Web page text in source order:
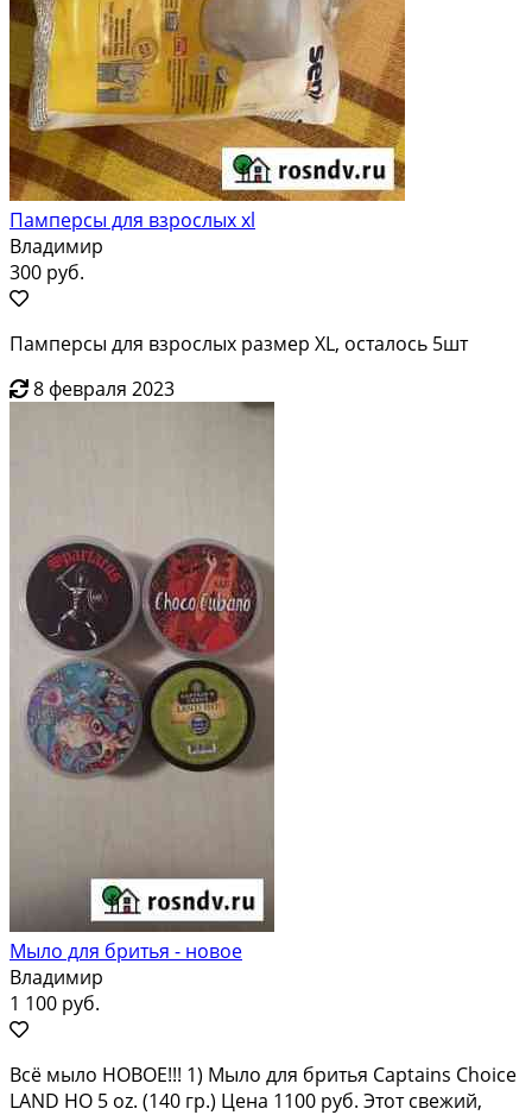
Памперсы для взрослых xl
Владимир
300 руб.
Памперсы для взрослых размер XL, осталось 5шт
8 февраля 2023
Мыло для бритья - новое
Владимир
1 100 руб.
Всё мыло НОВОЕ!!! 1) Мыло для бритья Captains Choice
LAND HO 5 oz. (140 гр.) Цена 1100 руб. Этот свежий,